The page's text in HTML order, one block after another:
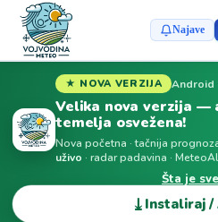
Najave
★ NOVA VERZIJA Android
Velika nova verzija —
temelja osvežena!
Nova početna · tačnija
uživo · radar padavina ·
Šta je
⤓ Instaliraj /